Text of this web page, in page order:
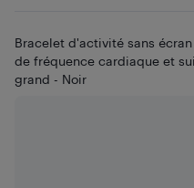
Bracelet d'activité sans
de fréquence cardiaque et
grand - Noir